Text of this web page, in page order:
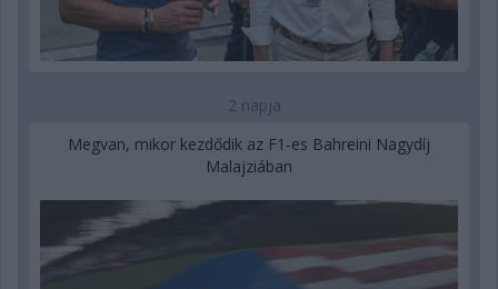
2 napja
Megvan, mikor kezdődik az F1-es Bahreini Nagydíj
Malajziában